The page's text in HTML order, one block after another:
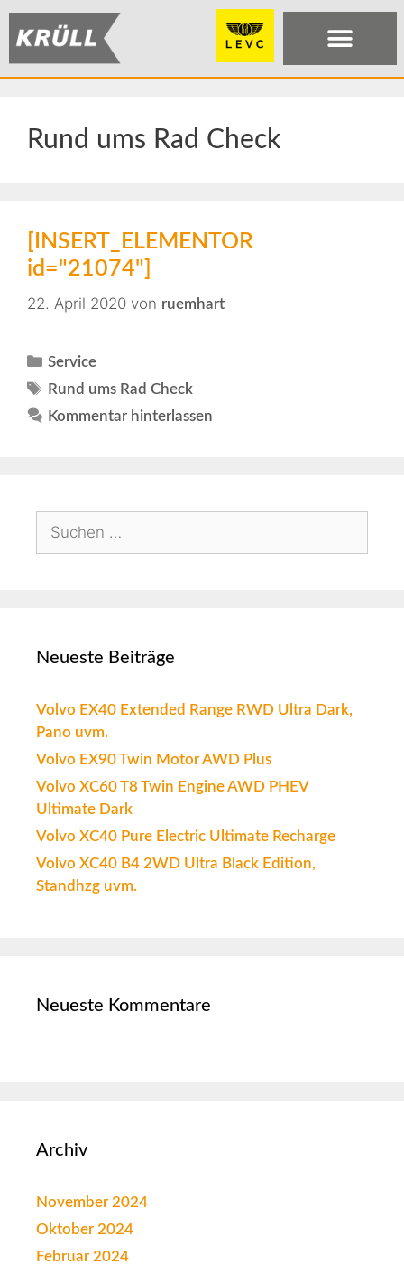
Rund ums Rad Check
[INSERT_ELEMENTOR
id="21074"]
22. April 2020 von ruemhart
Service
Rund ums Rad Check
Kommentar hinterlassen
Neueste Beiträge
Volvo EX40 Extended Range RWD Ultra Dark,
Pano uvm.
Volvo EX90 Twin Motor AWD Plus
Volvo XC60 T8 Twin Engine AWD PHEV
Ultimate Dark
Volvo XC40 Pure Electric Ultimate Recharge
Volvo XC40 B4 2WD Ultra Black Edition,
Standhzg uvm.
Neueste Kommentare
Archiv
November 2024
Oktober 2024
Februar 2024